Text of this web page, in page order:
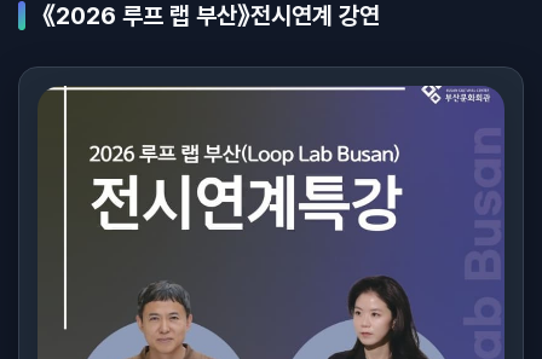
《2026 루프 랩 부산》전시연계 강연